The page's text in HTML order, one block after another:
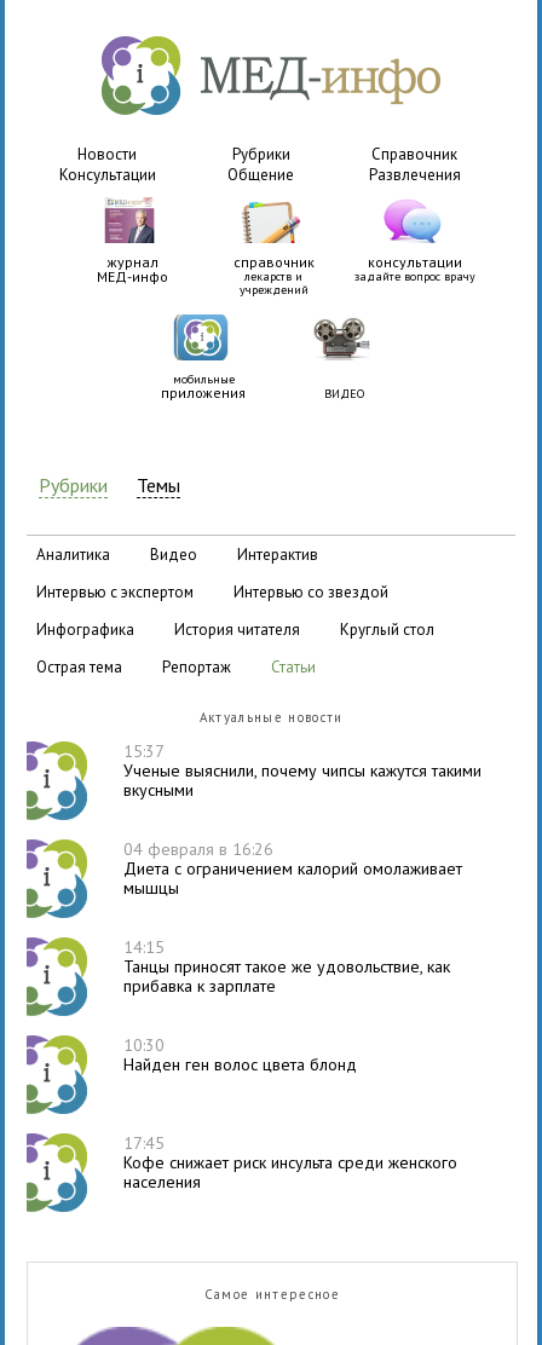
Новости Рубрики
Справочник
Консультации
Общение Развлечения
журнал
МЕД-инфо
справочник
лекарств и
учреждений
консультации
задайте вопрос врачу
мобильные
приложения ВИДЕО
Рубрики Темы
аналитика видео
интерактив
интервью с экспертом
интервью со звездой
инфографика
история читателя
круглый стол
острая тема
репортаж статьи
Актуальные новости
15:37
Ученые выяснили, почему чипсы кажутся такими
вкусными
04 февраля в 16:26
Диета с ограничением калорий омолаживает
мышцы
14:15
Танцы приносят такое же удовольствие, как
прибавка к зарплате
10:30
Найден ген волос цвета блонд
17:45
Кофе снижает риск инсульта среди женского
населения
Самое интересное